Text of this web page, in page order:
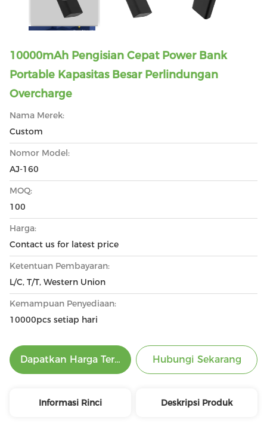
10000mAh Pengisian Cepat Power Bank
Portable Kapasitas Besar Perlindungan
Overcharge
Nama Merek:
Custom
Nomor Model:
AJ-160
MOQ:
100
Harga:
Contact us for latest price
Ketentuan Pembayaran:
L/C, T/T, Western Union
Kemampuan Penyediaan:
10000pcs setiap hari
Dapatkan Harga Terbaik Hubungi Sekarang
Informasi Rinci Deskripsi Produk